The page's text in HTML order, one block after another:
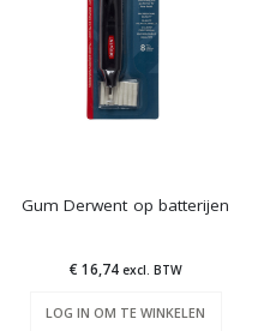
Gum Derwent op batterijen
€ 16,74 excl. BTW
LOG IN OM TE WINKELEN